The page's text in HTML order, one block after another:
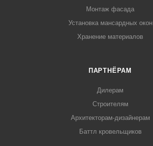
Монтаж фасада
Установка мансардных окон
Хранение материалов
ПАРТНЁРАМ
Дилерам
Строителям
Архитекторам-дизайнерам
Баттл кровельщиков